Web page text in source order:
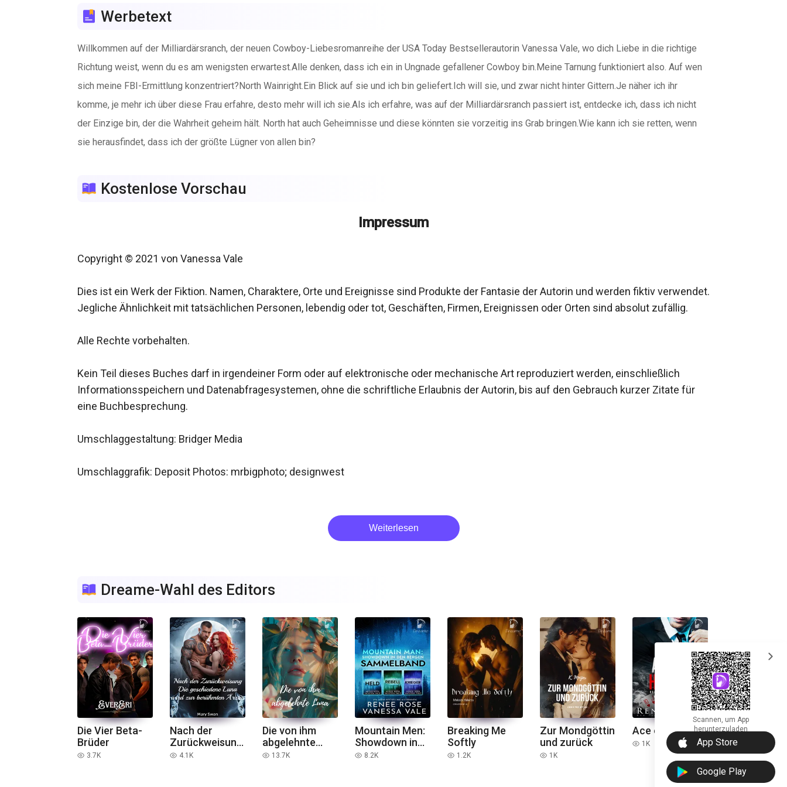
Werbetext
Willkommen auf der Milliardärsranch, der neuen Cowboy-Liebesromanreihe der USA Today Bestsellerautorin Vanessa Vale, wo dich Liebe in die richtige
Richtung weist, wenn du es am wenigsten erwartest.Alle denken, dass ich ein in Ungnade gefallener Cowboy bin.Meine Tarnung funktioniert also. Auf wen
sich meine FBI-Ermittlung konzentriert?North Wainright.Ein Blick auf sie und ich bin geliefert.Ich will sie, und zwar nicht hinter Gittern.Je näher ich ihr
komme, je mehr ich über diese Frau erfahre, desto mehr will ich sie.Als ich erfahre, was auf der Milliardärsranch passiert ist, entdecke ich, dass ich nicht
der Einzige bin, der die Wahrheit geheim hält. North hat auch Geheimnisse und diese könnten sie vorzeitig ins Grab bringen.Wie kann ich sie retten, wenn
sie herausfindet, dass ich der größte Lügner von allen bin?
Kostenlose Vorschau
Impressum
Copyright © 2021 von Vanessa Vale
Dies ist ein Werk der Fiktion. Namen, Charaktere, Orte und Ereignisse sind Produkte der Fantasie der Autorin und werden fiktiv verwendet.
Jegliche Ähnlichkeit mit tatsächlichen Personen, lebendig oder tot, Geschäften, Firmen, Ereignissen oder Orten sind absolut zufällig.
Alle Rechte vorbehalten.
Kein Teil dieses Buches darf in irgendeiner Form oder auf elektronische oder mechanische Art reproduziert werden, einschließlich
Informationsspeichern und Datenabfragesystemen, ohne die schriftliche Erlaubnis der Autorin, bis auf den Gebrauch kurzer Zitate für
eine Buchbesprechung.
Umschlaggestaltung: Bridger Media
Umschlaggrafik: Deposit Photos: mrbigphoto; designwest
Weiterlesen
Dreame-Wahl des Editors
Die Vier Beta-
Brüder
read 3.7K
Nach der
Zurückweisung:
Die
read 4.1K
Die von ihm
abgelehnte
Luna
read 13.7K
Mountain Men:
Showdown in
den Bergen
read 8.2K
Breaking Me
Softly
read 1.2K
Zur Mondgöttin
und zurück
read 1K
Ace of Hearts
read 1K
expand_more
Scannen, um App
herunterzuladen
download_ios App Store
Google Play